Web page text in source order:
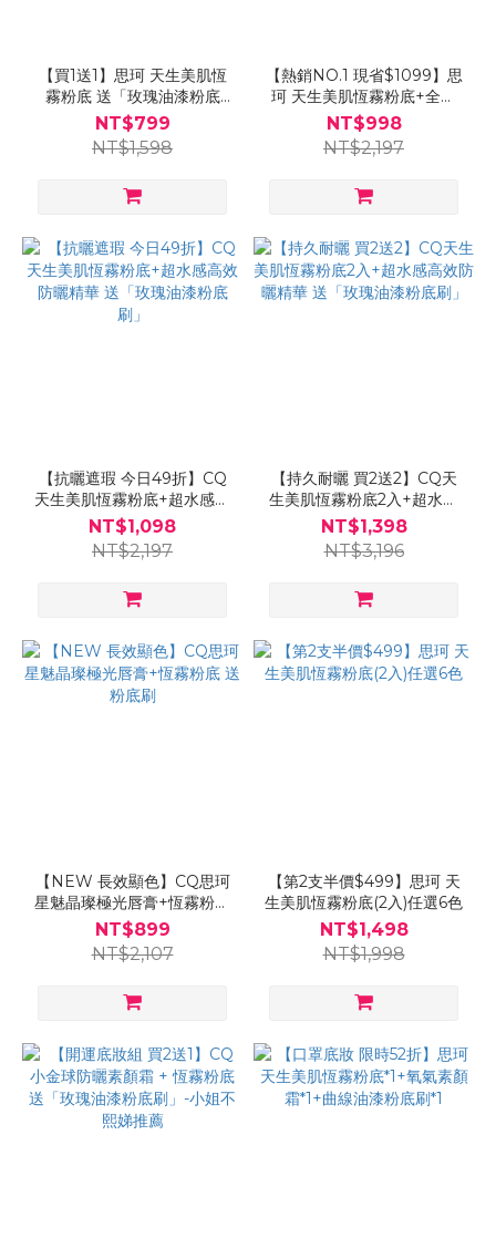
【買1送1】思珂 天生美肌恆
霧粉底 送「玫瑰油漆粉底
刷」
NT$799
NT$1,598
【熱銷NO.1 現省$1099】思
珂 天生美肌恆霧粉底+全能
極淨玫瑰潔顏乳 送「玫瑰油
漆粉底刷」-蘿莉塔推薦
NT$998
NT$2,197
【抗曬遮瑕 今日49折】CQ
天生美肌恆霧粉底+超水感高
效防曬精華 送「玫瑰油漆粉
底刷」
NT$1,098
NT$2,197
【持久耐曬 買2送2】CQ天
生美肌恆霧粉底2入+超水感
高效防曬精華 送「玫瑰油漆
粉底刷」
NT$1,398
NT$3,196
【NEW 長效顯色】CQ思珂
星魅晶璨極光唇膏+恆霧粉底
送粉底刷
NT$899
NT$2,107
【第2支半價$499】思珂 天
生美肌恆霧粉底(2入)任選6色
NT$1,498
NT$1,998